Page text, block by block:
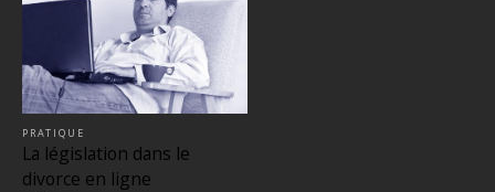
PRATIQUE
La législation dans le
divorce en ligne